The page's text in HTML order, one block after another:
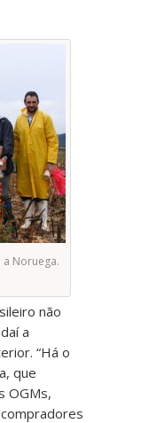
a Noruega.
não
a
“Há o
que
OGMs,